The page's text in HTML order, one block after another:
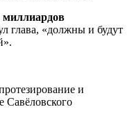
миллиардов
глава, «должны и будут
и
Савёловского